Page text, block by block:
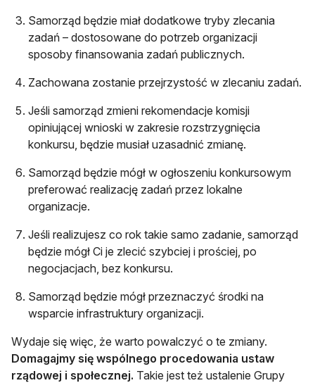
Samorząd będzie miał dodatkowe tryby zlecania
zadań – dostosowane do potrzeb organizacji
sposoby finansowania zadań publicznych.
Zachowana zostanie przejrzystość w zlecaniu zadań.
Jeśli samorząd zmieni rekomendacje komisji
opiniującej wnioski w zakresie rozstrzygnięcia
konkursu, będzie musiał uzasadnić zmianę.
Samorząd będzie mógł w ogłoszeniu konkursowym
preferować realizację zadań przez lokalne
organizacje.
Jeśli realizujesz co rok takie samo zadanie, samorząd
będzie mógł Ci je zlecić szybciej i prościej, po
negocjacjach, bez konkursu.
Samorząd będzie mógł przeznaczyć środki na
wsparcie infrastruktury organizacji.
Wydaje się więc, że warto powalczyć o te zmiany.
Domagajmy się wspólnego procedowania ustaw
rządowej i społecznej. Takie jest też ustalenie Grupy